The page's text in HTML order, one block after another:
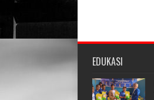
EDUKASI